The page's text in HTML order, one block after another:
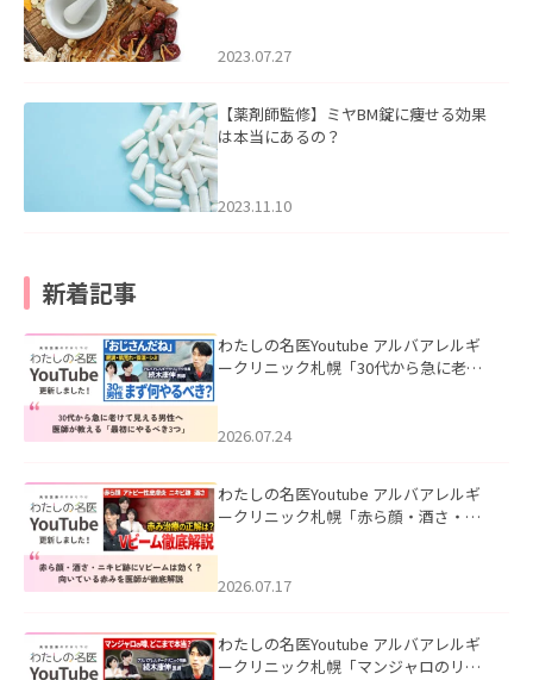
2023.07.27
【薬剤師監修】ミヤBM錠に痩せる効果
は本当にあるの？
2023.11.10
新着記事
わたしの名医Youtube アルバアレルギ
ークリニック札幌「30代から急に老け
た。
2026.07.24
わたしの名医Youtube アルバアレルギ
ークリニック札幌「赤ら顔・酒さ・ニ
した。
2026.07.17
わたしの名医Youtube アルバアレルギ
ークリニック札幌「マンジャロのリア